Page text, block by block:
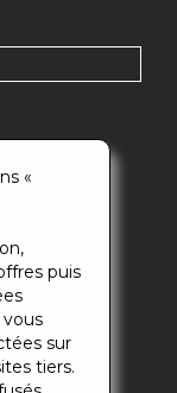
6829
«
puis
sur
tiers.